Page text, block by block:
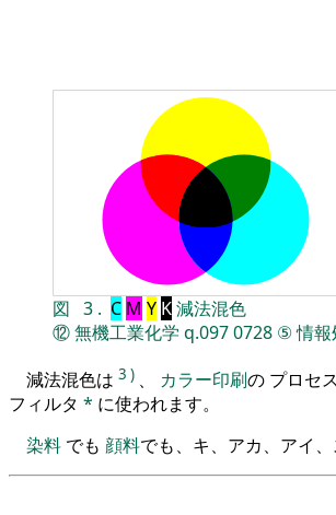
図 3 . C M Y K減法混色
⑫無機工業化学 q.0970728 ⑤情
減法混色は 3 ) 、 カラー印刷の プロセ
フィルタ * に使われます。
染料 でも 顔料でも、キ、アカ、アイ、